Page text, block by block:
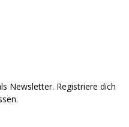
Newsletter. Registriere dich